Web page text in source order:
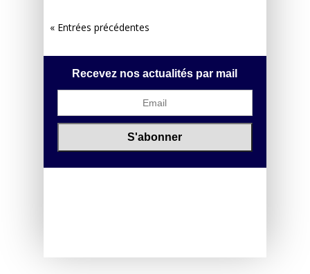
« Entrées précédentes
Recevez nos actualités par mail